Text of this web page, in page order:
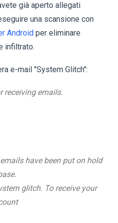
già aperto allegati
una scansione con
Android per eliminare
infiltrato.
e-mail "System Glitch":
receiving emails.
have been put on hold
glitch. To receive your